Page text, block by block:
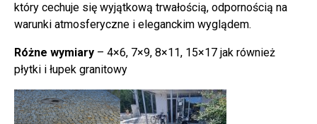
który cechuje się wyjątkową trwałością, odpornością na
warunki atmosferyczne i eleganckim wyglądem.
Różne wymiary – 4×6, 7×9, 8×11, 15×17 jak również
płytki i łupek granitowy